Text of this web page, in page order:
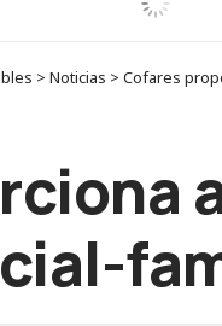
> Noticias > Cofares